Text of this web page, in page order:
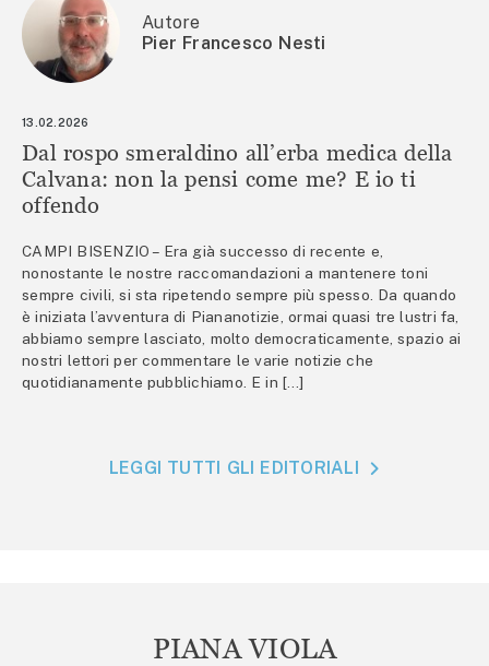
Autore
Pier Francesco Nesti
13.02.2026
Dal rospo smeraldino all’erba medica della
Calvana: non la pensi come me? E io ti
offendo
CAMPI BISENZIO – Era già successo di recente e,
nonostante le nostre raccomandazioni a mantenere toni
sempre civili, si sta ripetendo sempre più spesso. Da quando
è iniziata l’avventura di Piananotizie, ormai quasi tre lustri fa,
abbiamo sempre lasciato, molto democraticamente, spazio ai
nostri lettori per commentare le varie notizie che
quotidianamente pubblichiamo. E in […]
LEGGI TUTTI GLI EDITORIALI
PIANA VIOLA